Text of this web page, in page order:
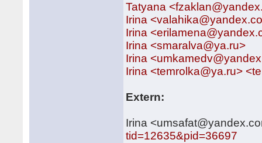
Tatyana
Irina
Irina
Irina <smaralva@ya.ru>
Irina
Irina <temrolka@ya.ru>
Extern:
Irina
tid=12635&pid=36697